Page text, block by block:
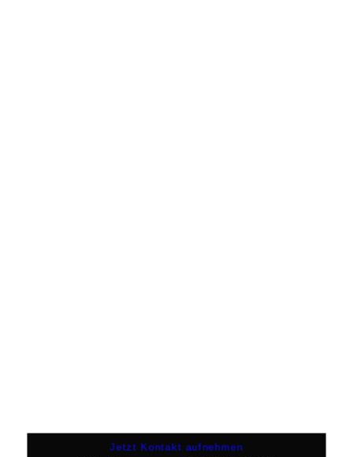
Jetzt Kontakt aufnehmen